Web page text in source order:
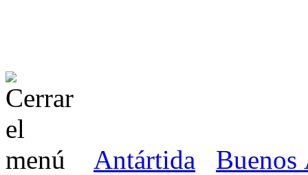
Antártida
Buenos